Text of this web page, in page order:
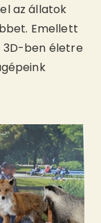
az állatok
Emellett
3D-ben életre